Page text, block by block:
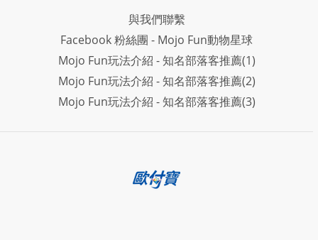
與我們聯繫
Facebook 粉絲團 - Mojo Fun動物星球
Mojo Fun玩法介紹 - 知名部落客推薦(1)
Mojo Fun玩法介紹 - 知名部落客推薦(2)
Mojo Fun玩法介紹 - 知名部落客推薦(3)